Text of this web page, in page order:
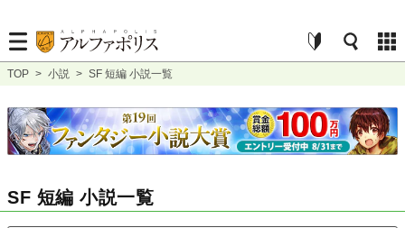
TOP > 小説 > SF 短編 小説一覧
SF 短編 小説一覧